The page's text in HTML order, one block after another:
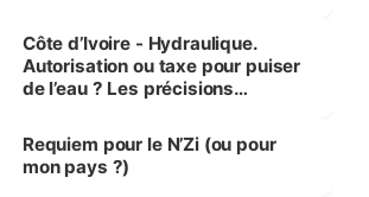
Côte d’Ivoire - Hydraulique.
Autorisation ou taxe pour puiser
de l’eau ? Les précisions
Requiem pour le N’Zi (ou pour
mon pays ?)